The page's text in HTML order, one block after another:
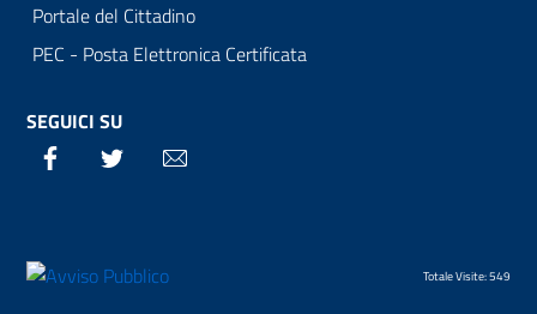
Portale del Cittadino
PEC - Posta Elettronica Certificata
SEGUICI SU
Facebook Twitter
Totale Visite: 549